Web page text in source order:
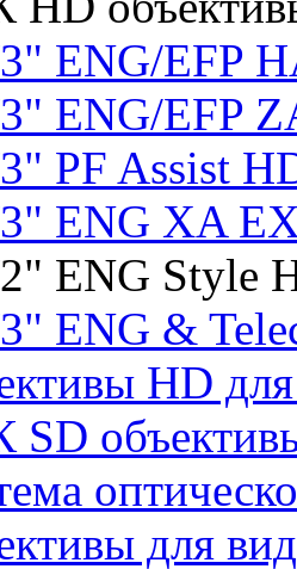
ENG/EFP
ENG/EFP
PF Assist
ENG XA
ENG Style
ENG &
HD
для